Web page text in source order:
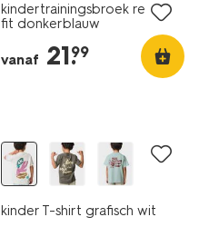
kindertrainingsbroek regular
fit donkerblauw
vanaf 21.
99
kinder T-shirt grafisch wit